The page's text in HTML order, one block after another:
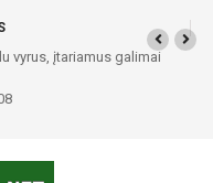
kratos metu rasti ginklai,
BMW automobilyje